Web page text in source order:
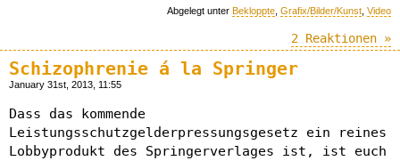
Abgelegt unter Bekloppte Grafix/Bilder/Kunst Video
2 Reaktionen »
Schizophrenie á la Springer
January 31st, 2013, 11:55
Dass das kommende
Leistungsschutzgelderpressungsgesetz ein reines
Lobbyprodukt des Springerverlages ist, ist euch